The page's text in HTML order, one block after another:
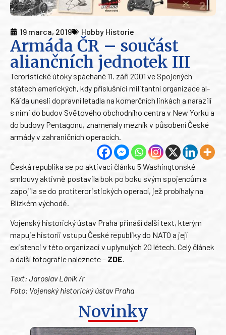
19 marca, 2019 Hobby Historie
Armáda ČR – součást
aliančních jednotek III
Teroristické útoky spáchané 11. září 2001 ve Spojených
státech amerických, kdy příslušníci militantní organizace al-
Káida unesli dopravní letadla na komerčních linkách a narazili
s nimi do budov Světového obchodního centra v New Yorku a
do budovy Pentagonu, znamenaly mezník v působení České
armády v zahraničních operacích.
Česká republika se po aktivaci článku 5 Washingtonské
smlouvy aktivně postavila bok po boku svým spojencům a
zapojila se do protiteroristických operací, jež probíhaly na
Blízkém východě.
Vojenský historický ústav Praha přináší další text, kterým
mapuje historii vstupu České republiky do NATO a její
existenci v této organizaci v uplynulých 20 létech. Celý článek
a další fotografie naleznete – ZDE
Text: Jaroslav Láník /r
Foto: Vojenský historický ústav Praha
Novinky